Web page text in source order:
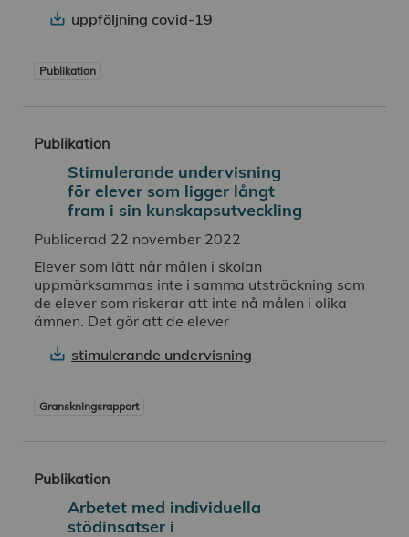
uppföljning covid-19
Publikation
Publikation
Stimulerande undervisning
för elever som ligger långt
fram i sin kunskapsutveckling
Publicerad 22 november 2022
Elever som lätt når målen i skolan
uppmärksammas inte i samma utsträckning som
de elever som riskerar att inte nå målen i olika
ämnen. Det gör att de elever
stimulerande undervisning
Granskningsrapport
Publikation
Arbetet med individuella
stödinsatser i